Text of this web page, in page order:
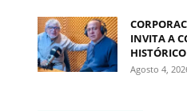
INVITA A
Agosto 4,